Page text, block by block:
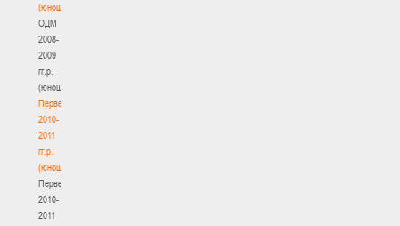
(юноши)
ОДМ
2008-
2009
гг.р.
(юноши)
Первенство
2010-
2011
гг.р.
(юноши)
Первенство
2010-
2011